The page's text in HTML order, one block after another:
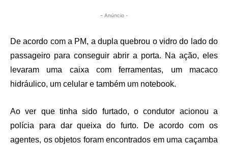
- Anúncio -
De acordo com a PM, a dupla quebrou o vidro do lado do
passageiro para conseguir abrir a porta. Na ação, eles
levaram uma caixa com ferramentas, um macaco
hidráulico, um celular e também um notebook.
Ao ver que tinha sido furtado, o condutor acionou a
polícia para dar queixa do furto. De acordo com os
agentes, os objetos foram encontrados em uma caçamba